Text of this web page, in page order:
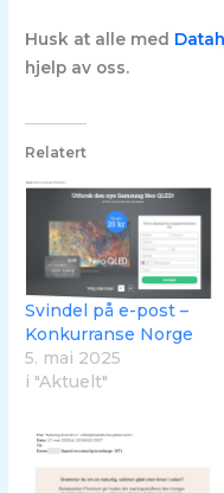
Husk at alle med
hjelp av oss.
Relatert
Svindel på e-post –
Konkurranse Norge
5. mai 2025
i "Aktuelt"